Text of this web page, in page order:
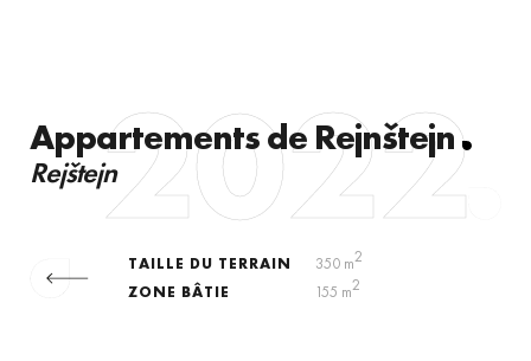
2022
Appartements de Rejnštejn
Rejštejn
TAILLE DU TERRAIN 350 m2
ZONE BÂTIE
155 m2